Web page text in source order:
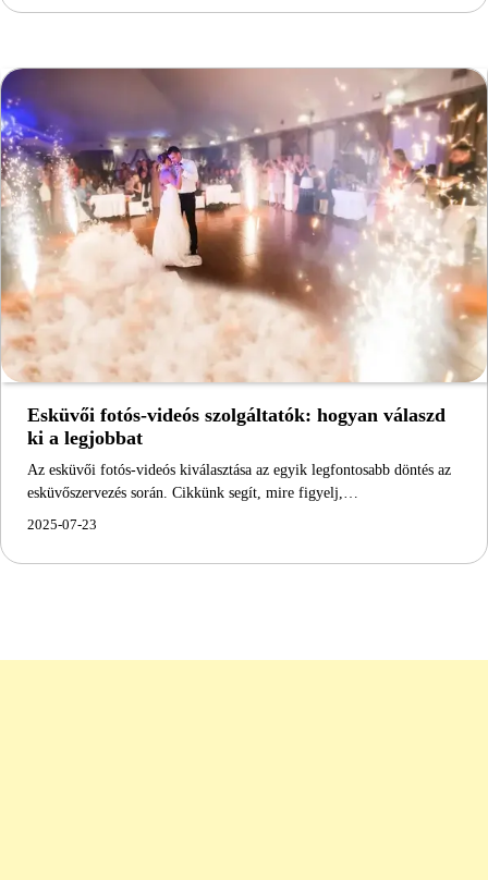
Esküvői fotós-videós szolgáltatók: hogyan válaszd
ki a legjobbat
Az esküvői fotós-videós kiválasztása az egyik legfontosabb döntés az
esküvőszervezés során. Cikkünk segít, mire figyelj,…
2025-07-23